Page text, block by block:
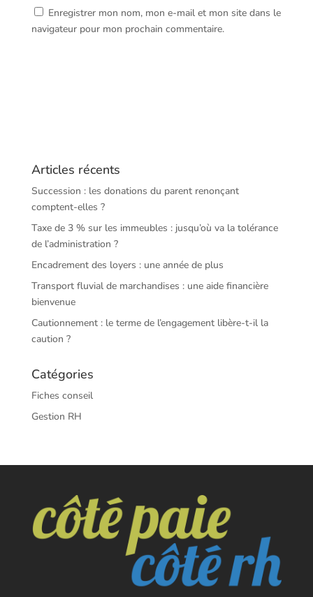
Enregistrer mon nom, mon e-mail et mon site dans le
navigateur pour mon prochain commentaire.
Articles récents
Succession : les donations du parent renonçant
comptent-elles ?
Taxe de 3 % sur les immeubles : jusqu’où va la tolérance
de l’administration ?
Encadrement des loyers : une année de plus
Transport fluvial de marchandises : une aide financière
bienvenue
Cautionnement : le terme de l’engagement libère-t-il la
caution ?
Catégories
Fiches conseil
Gestion RH